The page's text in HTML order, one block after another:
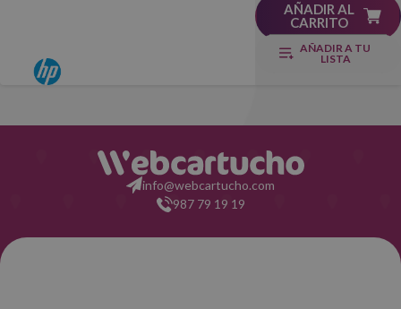
AÑADIR AL
CARRITO
AÑADIR A TU
LISTA
info@webcartucho.com
987 79 19 19